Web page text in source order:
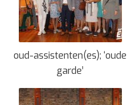
oud-assistenten(es); ‘oude
garde’